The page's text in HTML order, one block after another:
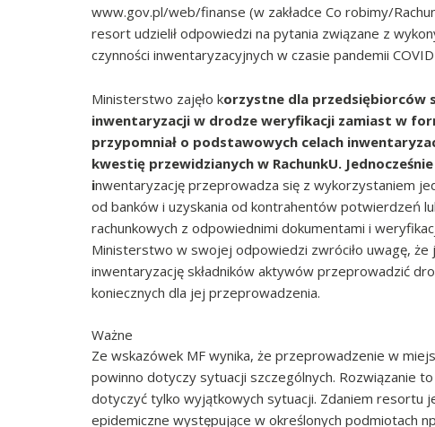
www.gov.pl/web/finanse (w zakładce Co robimy/
resort udzielił odpowiedzi na pytania związane z
czynności inwentaryzacyjnych w czasie pandemii
Ministerstwo zajęło korzystne dla przedsiębiorców
inwentaryzacji w drodze weryfikacji zamiast w
przypomniał o podstawowych celach
kwestię przewidzianych w RachunkU.
inwentaryzację przeprowadza się z wykorzystaniem
od banków i uzyskania od kontrahentów potwierdzeń
rachunkowych z odpowiednimi dokumentami i
Ministerstwo w swojej odpowiedzi zwróciło uwagę,
inwentaryzację składników aktywów przeprowadzić
koniecznych dla jej przeprowadzenia.
Ważne
Ze wskazówek MF wynika, że przeprowadzenie w
powinno dotyczy sytuacji szczególnych. Rozwiązanie
dotyczyć tylko wyjątkowych sytuacji. Zdaniem resortu
epidemiczne występujące w określonych podmiotach